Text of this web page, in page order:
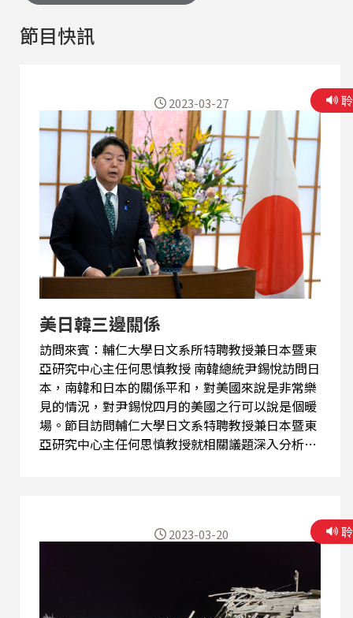
節目快訊
美日韓三邊關係
訪問來賓：輔仁大學日文系所特聘教授兼日本暨東
亞研究中心主任何思慎教授 南韓總統尹錫悅訪問日
本，南韓和日本的關係平和，對美國來說是非常樂
見的情況，對尹錫悅四月的美國之行可以說是個暖
場。節目訪問輔仁大學日文系特聘教授兼日本暨東
亞研究中心主任何思慎教授就相關議題深入分析探
2023-03-27
2023-03-20